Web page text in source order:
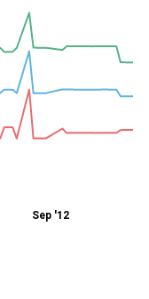
Sep '12